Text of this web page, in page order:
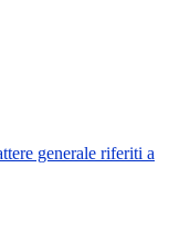
generale riferiti a